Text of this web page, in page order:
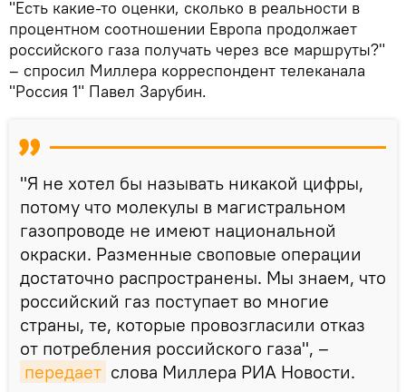
"Есть какие-то оценки, сколько в реальности в
процентном соотношении Европа продолжает
российского газа получать через все маршруты?"
– спросил Миллера корреспондент телеканала
"Россия 1" Павел Зарубин.
"Я не хотел бы называть никакой цифры,
потому что молекулы в магистральном
газопроводе не имеют национальной
окраски. Разменные своповые операции
достаточно распространены. Мы знаем, что
российский газ поступает во многие
страны, те, которые провозгласили отказ
от потребления российского газа", –
передает слова Миллера РИА Новости.